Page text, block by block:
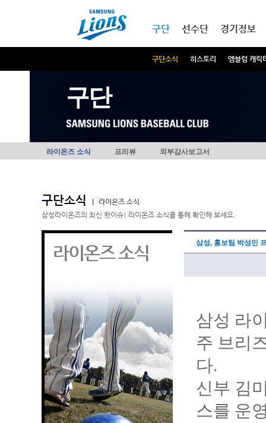
구단
구단소식 히스토리 엠블럼 캐릭
선수단 경기정보
구단
라이온즈 소식 프리뷰 외부감사보고서
구단소식
라이온즈 소식
삼성라이온즈의 최신 핫이슈! 라이온즈 소식을 통해 확인해 보세요.
라이온즈 소식 삼성, 홍보팀 박성민
삼성 라
주 브리
다.
신부 김
스를 운